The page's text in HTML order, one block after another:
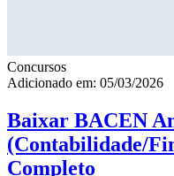
Concursos
Adicionado em: 05/03/2026
Baixar BACEN
(Contabilidade/
Completo